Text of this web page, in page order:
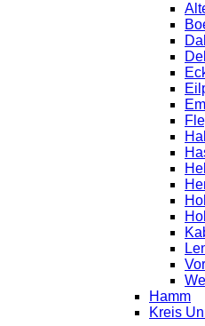
Hamm
Kreis